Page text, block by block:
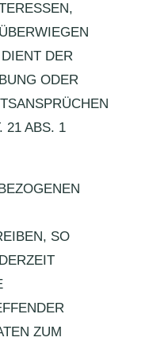
DER
ODER
21 ABS. 1
SO
ZUM